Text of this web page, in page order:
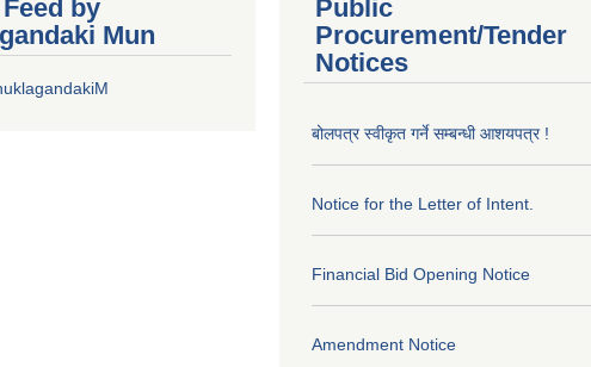
by
Mun
Public
Procurement/Tender
Notices
बोलपत्र स्वीकृत गर्ने सम्बन्धी आशयपत्र !
Notice for the Letter of Intent.
Financial Bid Opening Notice
Amendment Notice